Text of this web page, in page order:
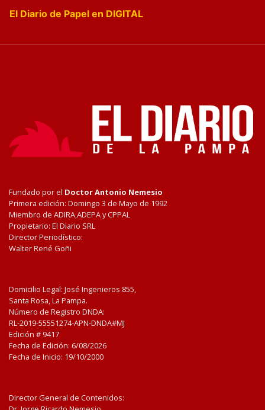
El Diario de Papel en DIGITAL
Fundado por el Doctor Antonio Nemesio
Primera edición: Domingo 3 de Mayo de 1992
Miembro de ADIRA,ADEPA y CPPAL
Propietario: El Diario SRL
Director Periodístico:
Walter René Goñi
Domicilio Legal: José Ingenieros 855,
Santa Rosa, La Pampa.
Número de Registro DNDA:
RL-2019-55551274-APN-DNDA#MJ
Edición # 9417
Fecha de Edición: 6/08/2026
Fecha de Inicio: 19/10/2000
Director General de Contenidos: